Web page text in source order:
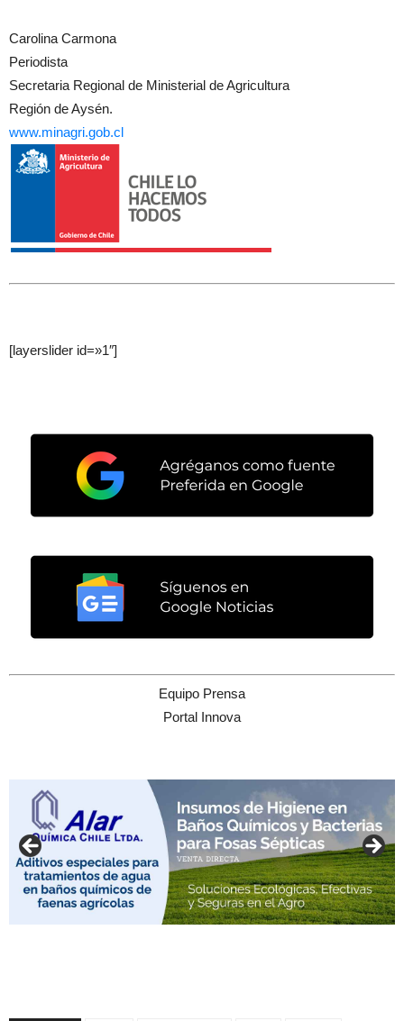
Carolina Carmona
Periodista
Secretaria Regional de Ministerial de Agricultura
Región de Aysén.
www.minagri.gob.cl
[layerslider id=»1″]
Equipo Prensa
Portal Innova